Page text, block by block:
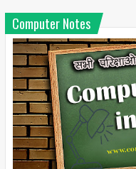
Computer Notes